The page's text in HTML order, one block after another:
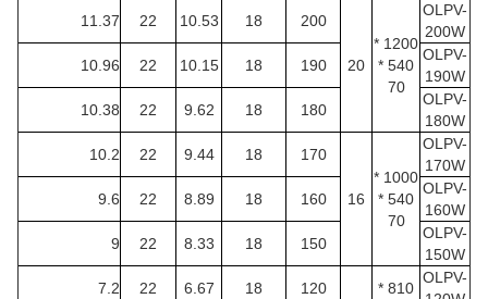
OLPV-
200W
1200 *
540 *
70
20
200
18
10.53
22
11.37
OLPV-
190W
190
18
10.15
22
10.96
OLPV-
180W
180
18
9.62
22
10.38
OLPV-
170W
1000 *
540 *
70
16
170
18
9.44
22
10.2
OLPV-
160W
160
18
8.89
22
9.6
OLPV-
150W
150
18
8.33
22
9
OLPV-
810 *
120
18
6.67
22
7.2